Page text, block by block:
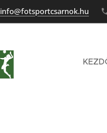
info@fotsportcsarnok.hu